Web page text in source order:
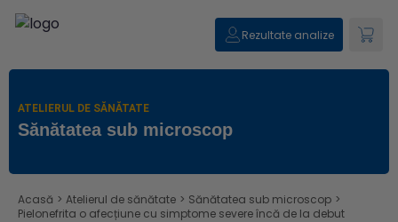
Rezultate analize
ATELIERUL DE SĂNĂTATE
Sănătatea sub microscop
Acasă > Atelierul de sănătate > Sănătatea sub microscop >
Pielonefrita o afecțiune cu simptome severe încă de la debut